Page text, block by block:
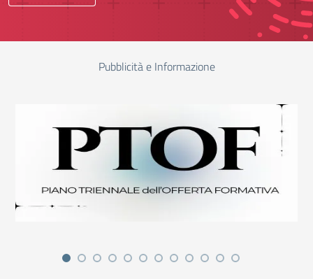
Pubblicità e Informazione